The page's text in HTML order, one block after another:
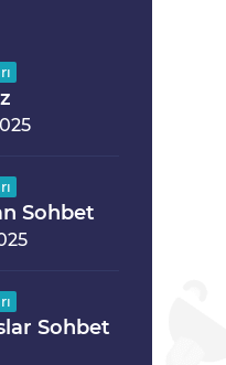
Sohbet
Sohbet